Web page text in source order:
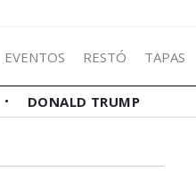
EVENTOS RESTÓ TAPAS
DONALD TRUMP